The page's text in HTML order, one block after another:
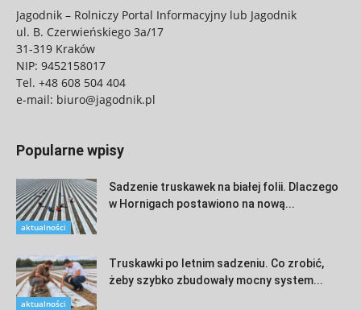
Jagodnik – Rolniczy Portal Informacyjny lub Jagodnik
ul. B. Czerwieńskiego 3a/17
31-319 Kraków
NIP: 9452158017
Tel. +48 608 504 404
e-mail: biuro@jagodnik.pl
Popularne wpisy
aktualności
Sadzenie truskawek na białej folii. Dlaczego
w Hornigach postawiono na nową...
aktualności
Truskawki po letnim sadzeniu. Co zrobić,
żeby szybko zbudowały mocny system...